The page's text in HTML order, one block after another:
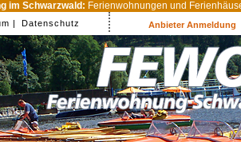
im Schwarzwald: Ferienwohnungen und
| Datenschutz Anbieter Anmeldung